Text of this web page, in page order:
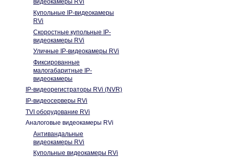
видеокамеры RVi
Купольные IP-видеокамеры
RVi
Скоростные купольные IP-
видеокамеры RVi
Уличные IP-видеокамеры RVi
Фиксированные
малогабаритные IP-
видеокамеры
IP-видеорегистраторы RVi (NVR)
IP-видеосерверы RVi
TVI оборудование RVi
Аналоговые видеокамеры RVi
Антивандальные
видеокамеры RVi
Купольные видеокамеры RVi